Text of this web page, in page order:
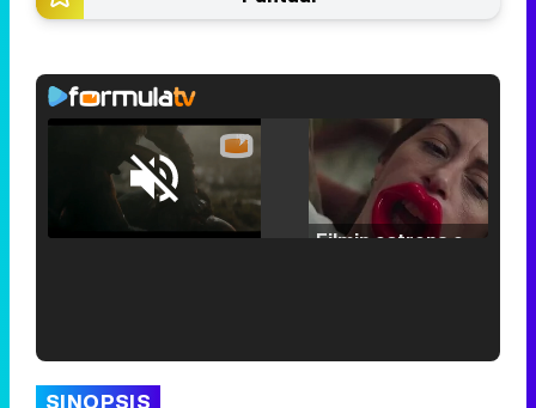
Unmute /
Loaded
25.30%
SINOPSIS